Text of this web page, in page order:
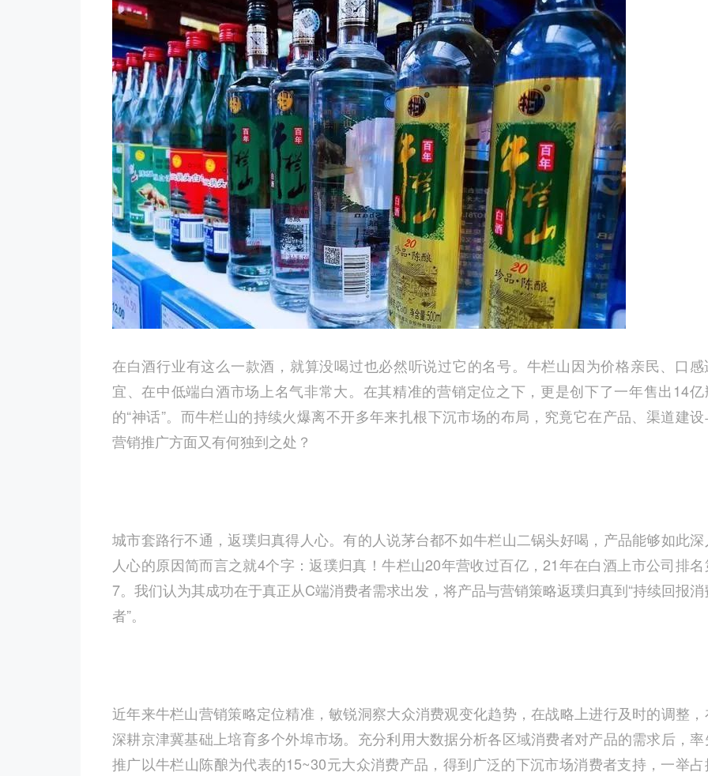
在白酒行业有这么一款酒，就算没喝过也必然听说过它的名号。牛栏山因为价格亲民、口感
宜、在中低端白酒市场上名气非常大。在其精准的营销定位之下，更是创下了一年售出14亿
的“神话”。而牛栏山的持续火爆离不开多年来扎根下沉市场的布局，究竟它在产品、渠道建设
营销推广方面又有何独到之处？
城市套路行不通，返璞归真得人心。有的人说茅台都不如牛栏山二锅头好喝，产品能够如此深
人心的原因简而言之就4个字：返璞归真！牛栏山20年营收过百亿，21年在白酒上市公司排名
7。我们认为其成功在于真正从C端消费者需求出发，将产品与营销策略返璞归真到“持续回报
者”。
近年来牛栏山营销策略定位精准，敏锐洞察大众消费观变化趋势，在战略上进行及时的调整，
深耕京津冀基础上培育多个外埠市场。充分利用大数据分析各区域消费者对产品的需求后，率
推广以牛栏山陈酿为代表的15~30元大众消费产品，得到广泛的下沉市场消费者支持，一举占